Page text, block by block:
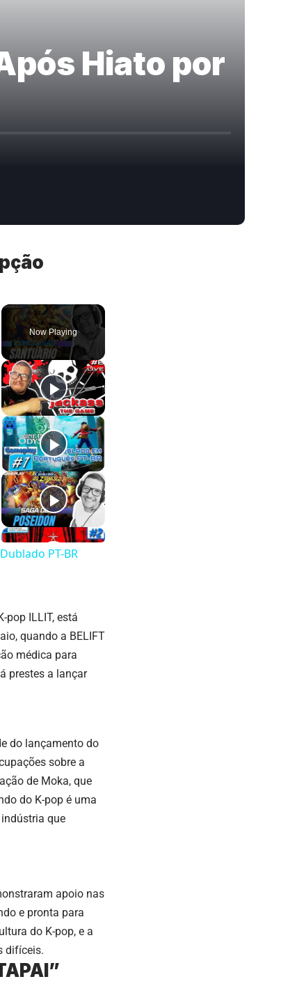
Hiato por
Now Playing
PT-BR
pop ILLIT, está
quando a BELIFT
médica para
prestes a lançar
do lançamento do
sobre a
de Moka, que
do K-pop é uma
que
apoio nas
e pronta para
do K-pop, e a
difíceis.